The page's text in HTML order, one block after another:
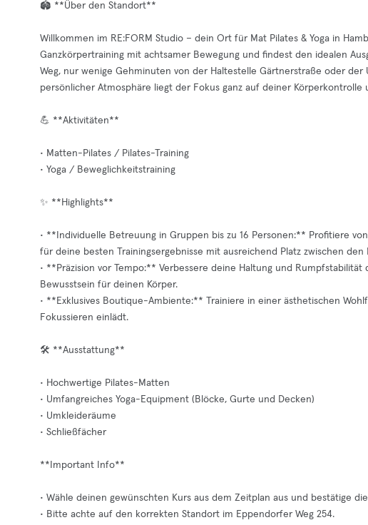
🏟️ **Über den Standort**
Willkommen im RE:FORM Studio – dein Ort für Mat Pilates & Yoga in
Ganzkörpertraining mit achtsamer Bewegung und findest den idealen
Weg, nur wenige Gehminuten von der Haltestelle Gärtnerstraße oder
persönlicher Atmosphäre liegt der Fokus ganz auf deiner Körperkontrolle
💪 **Aktivitäten**
• Matten-Pilates / Pilates-Training
• Yoga / Beweglichkeitstraining
✨ **Highlights**
• **Individuelle Betreuung in Gruppen bis zu 16 Personen:** Profitiere
für deine besten Trainingsergebnisse mit ausreichend Platz zwischen den
• **Präzision vor Tempo:** Verbessere deine Haltung und
Bewusstsein für deinen Körper.
• **Exklusives Boutique-Ambiente:** Trainiere in einer ästhetischen
Fokussieren einlädt.
🛠️ **Ausstattung**
• Hochwertige Pilates-Matten
• Umfangreiches Yoga-Equipment (Blöcke, Gurte und Decken)
• Umkleideräume
• Schließfächer
**Important Info**
• Wähle deinen gewünschten Kurs aus dem Zeitplan aus und bestätige
• Bitte achte auf den korrekten Standort im Eppendorfer Weg 254.